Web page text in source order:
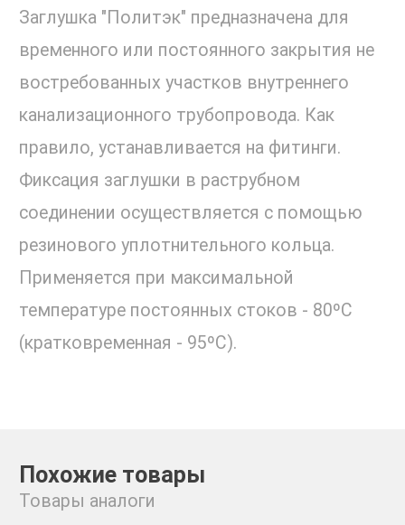
Заглушка "Политэк" предназначена для
временного или постоянного закрытия не
востребованных участков внутреннего
канализационного трубопровода. Как
правило, устанавливается на фитинги.
Фиксация заглушки в раструбном
соединении осуществляется с помощью
резинового уплотнительного кольца.
Применяется при максимальной
температуре постоянных стоков - 80ºС
(кратковременная - 95ºС).
Похожие товары
Товары аналоги